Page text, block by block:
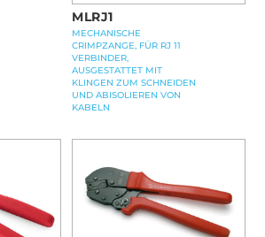
MLRJ1
MECHANISCHE
CRIMPZANGE, FÜR RJ 11
VERBINDER,
AUSGESTATTET MIT
KLINGEN ZUM SCHNEIDEN
UND ABISOLIEREN VON
KABELN